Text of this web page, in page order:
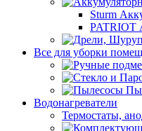
Sturm
PATRIOT
Все для уборки
Водонагреватели
Термостаты,